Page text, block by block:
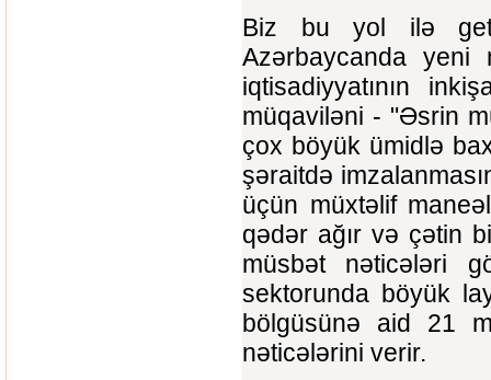
Biz bu yol ilə
Azərbaycanda yeni
iqtisadiyyatının
müqaviləni - "Əsrin
çox böyük ümidlə
şəraitdə
üçün müxtəlif
qədər ağır və çətin
müsbət nəticələri
sektorunda böyük
bölgüsünə aid 21
nəticələrini verir.